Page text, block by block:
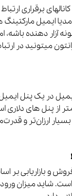
برقراری
ایمیل
آزار دهنده باشه،
میتونید در
در یک پنل
از پنل های
و بازاریابی بر
شاید میزان